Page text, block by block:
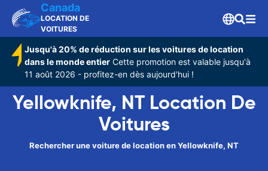
Canada
LOCATION DE
VOITURES
Jusqu'à 20% de réduction sur les voitures de location
dans le monde entier Cette promotion est valable jusqu'à
11 août 2026 - profitez-en dès aujourd'hui !
Yellowknife, NT Location De
Voitures
Rechercher une voiture de location en Yellowknife, NT